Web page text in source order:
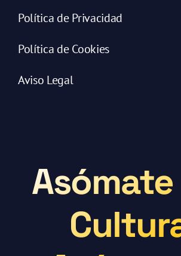
Política de Privacidad
Política de Cookies
Aviso Legal
Asómate